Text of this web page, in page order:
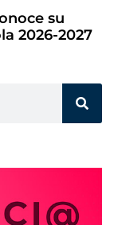
su
2026-2027